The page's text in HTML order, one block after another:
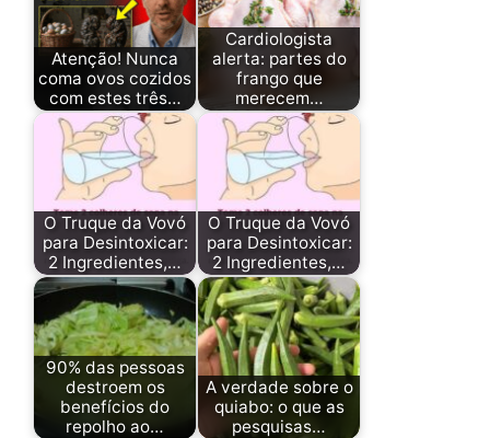
Atenção! Nunca
coma ovos cozidos
com estes três…
Cardiologista
alerta: partes do
frango que
merecem…
O Truque da Vovó
para Desintoxicar:
2 Ingredientes,…
O Truque da Vovó
para Desintoxicar:
2 Ingredientes,…
90% das pessoas
destroem os
benefícios do
repolho ao…
A verdade sobre o
quiabo: o que as
pesquisas…